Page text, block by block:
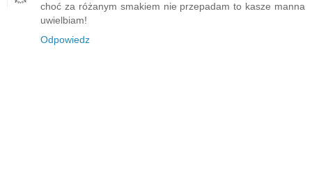
choć za różanym smakiem nie przepadam to kasze manna
uwielbiam!
Odpowiedz